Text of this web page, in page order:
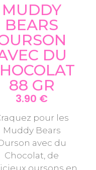
MUDDY
BEARS
DU
88 GR
3.90 €
pour les
Muddy Bears
avec du
Chocolat, de
oursons en